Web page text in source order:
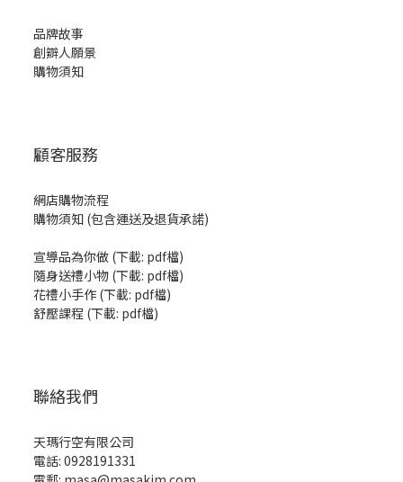
品牌故事
創辧人願景
購物須知
顧客服務
網店購物流程
購物須知 (包含運送及退貨承諾)
宣導品為你做 (下載: pdf檔)
隨身送禮小物 (下載: pdf檔)
花禮小手作 (下載: pdf檔)
舒壓課程 (下載: pdf檔)
聯絡我們
天瑪行空有限公司
電話: 0928191331